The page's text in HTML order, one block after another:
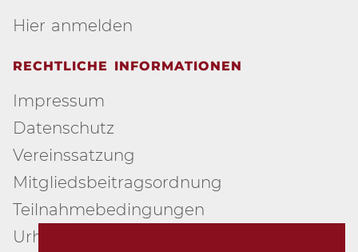
Hier anmelden
RECHTLICHE INFORMATIONEN
Impressum
Datenschutz
Vereinssatzung
Mitgliedsbeitragsordnung
Teilnahmebedingungen
Urheberschutz